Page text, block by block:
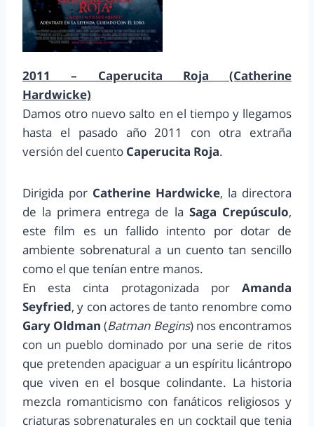
2011 – Caperucita Roja (Catherine
Hardwicke)
Damos otro nuevo salto en el tiempo y llegamos
hasta el pasado año 2011 con otra extraña
versión del cuento Caperucita Roja.
Dirigida por Catherine Hardwicke, la directora
de la primera entrega de la Saga Crepúsculo,
este film es un fallido intento por dotar de
ambiente sobrenatural a un cuento tan sencillo
como el que tenían entre manos.
En esta cinta protagonizada por Amanda
Seyfried, y con actores de tanto renombre como
Gary Oldman(Batman Begins) nos encontramos
con un pueblo dominado por una serie de ritos
que pretenden apaciguar a un espíritu licántropo
que viven en el bosque colindante. La historia
mezcla romanticismo con fanáticos religiosos y
criaturas sobrenaturales en un cocktail que tenia